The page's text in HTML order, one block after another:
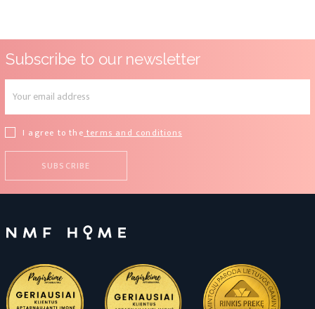
Subscribe to our newsletter
I agree to the terms and conditions